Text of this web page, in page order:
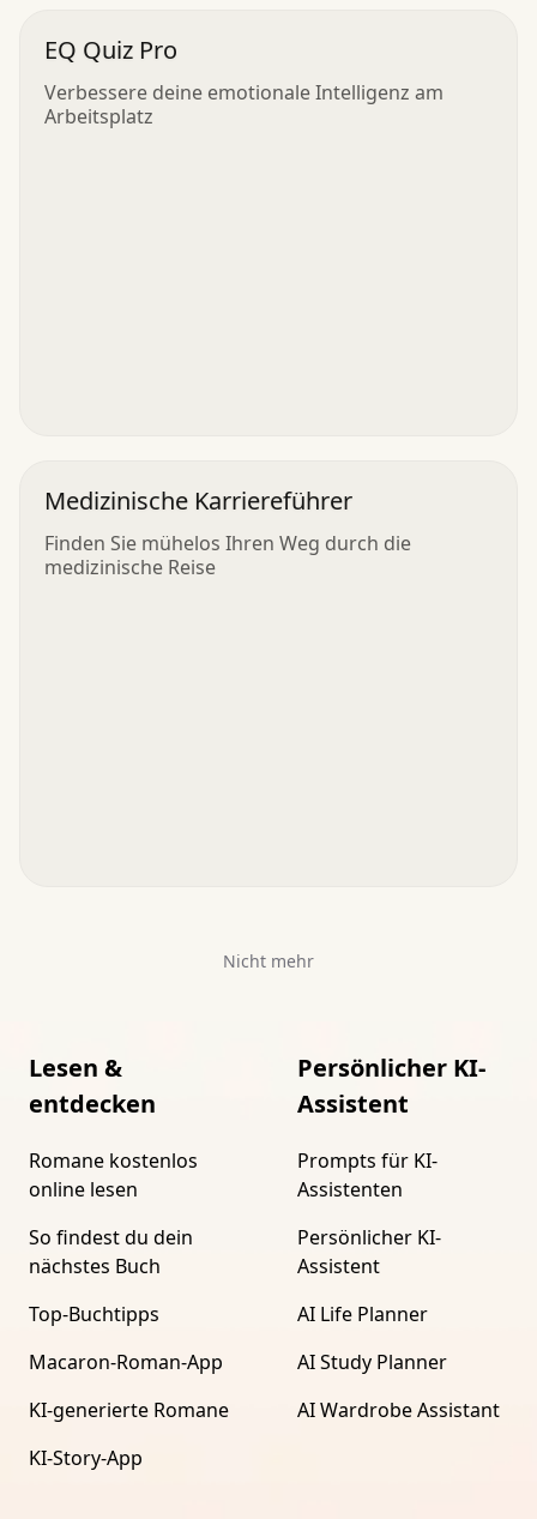
EQ Quiz Pro
Verbessere deine emotionale Intelligenz am
Arbeitsplatz
Medizinische Karriereführer
Finden Sie mühelos Ihren Weg durch die
medizinische Reise
Nicht mehr
Lesen &
entdecken
Romane kostenlos
online lesen
So findest du dein
nächstes Buch
Top-Buchtipps
Macaron-Roman-App
KI-generierte Romane
KI-Story-App
Persönlicher KI-
Assistent
Prompts für KI-
Assistenten
Persönlicher KI-
Assistent
AI Life Planner
AI Study Planner
AI Wardrobe Assistant